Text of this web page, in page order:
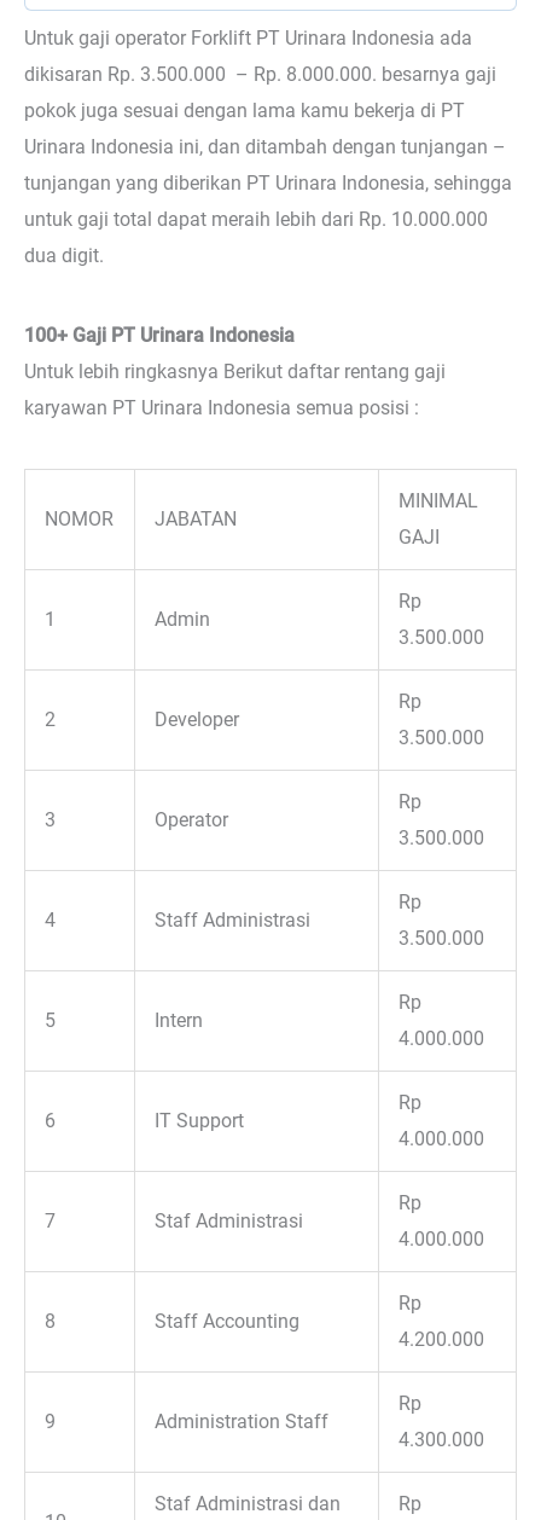
Untuk gaji operator Forklift PT Urinara Indonesia ada
dikisaran Rp. 3.500.000 – Rp. 8.000.000. besarnya gaji
pokok juga sesuai dengan lama kamu bekerja di PT
Urinara Indonesia ini, dan ditambah dengan tunjangan –
tunjangan yang diberikan PT Urinara Indonesia, sehingga
untuk gaji total dapat meraih lebih dari Rp. 10.000.000
dua digit.
100+ Gaji PT Urinara Indonesia
Untuk lebih ringkasnya Berikut daftar rentang gaji
karyawan PT Urinara Indonesia semua posisi :
NOMOR JABATAN
MINIMAL
GAJI
1 Admin
Rp
3.500.000
2 Developer
Rp
3.500.000
3 Operator
Rp
3.500.000
4 Staff Administrasi
Rp
3.500.000
5 Intern
Rp
4.000.000
6 IT Support
Rp
4.000.000
7 Staf Administrasi
Rp
4.000.000
8 Staff Accounting
Rp
4.200.000
9 Administration Staff
Rp
4.300.000
Staf Administrasi dan Rp